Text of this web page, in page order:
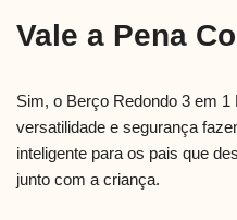
Vale a Pena
Sim, o Berço Redondo 3 em
versatilidade e segurança
inteligente para os pais que
junto com a criança.